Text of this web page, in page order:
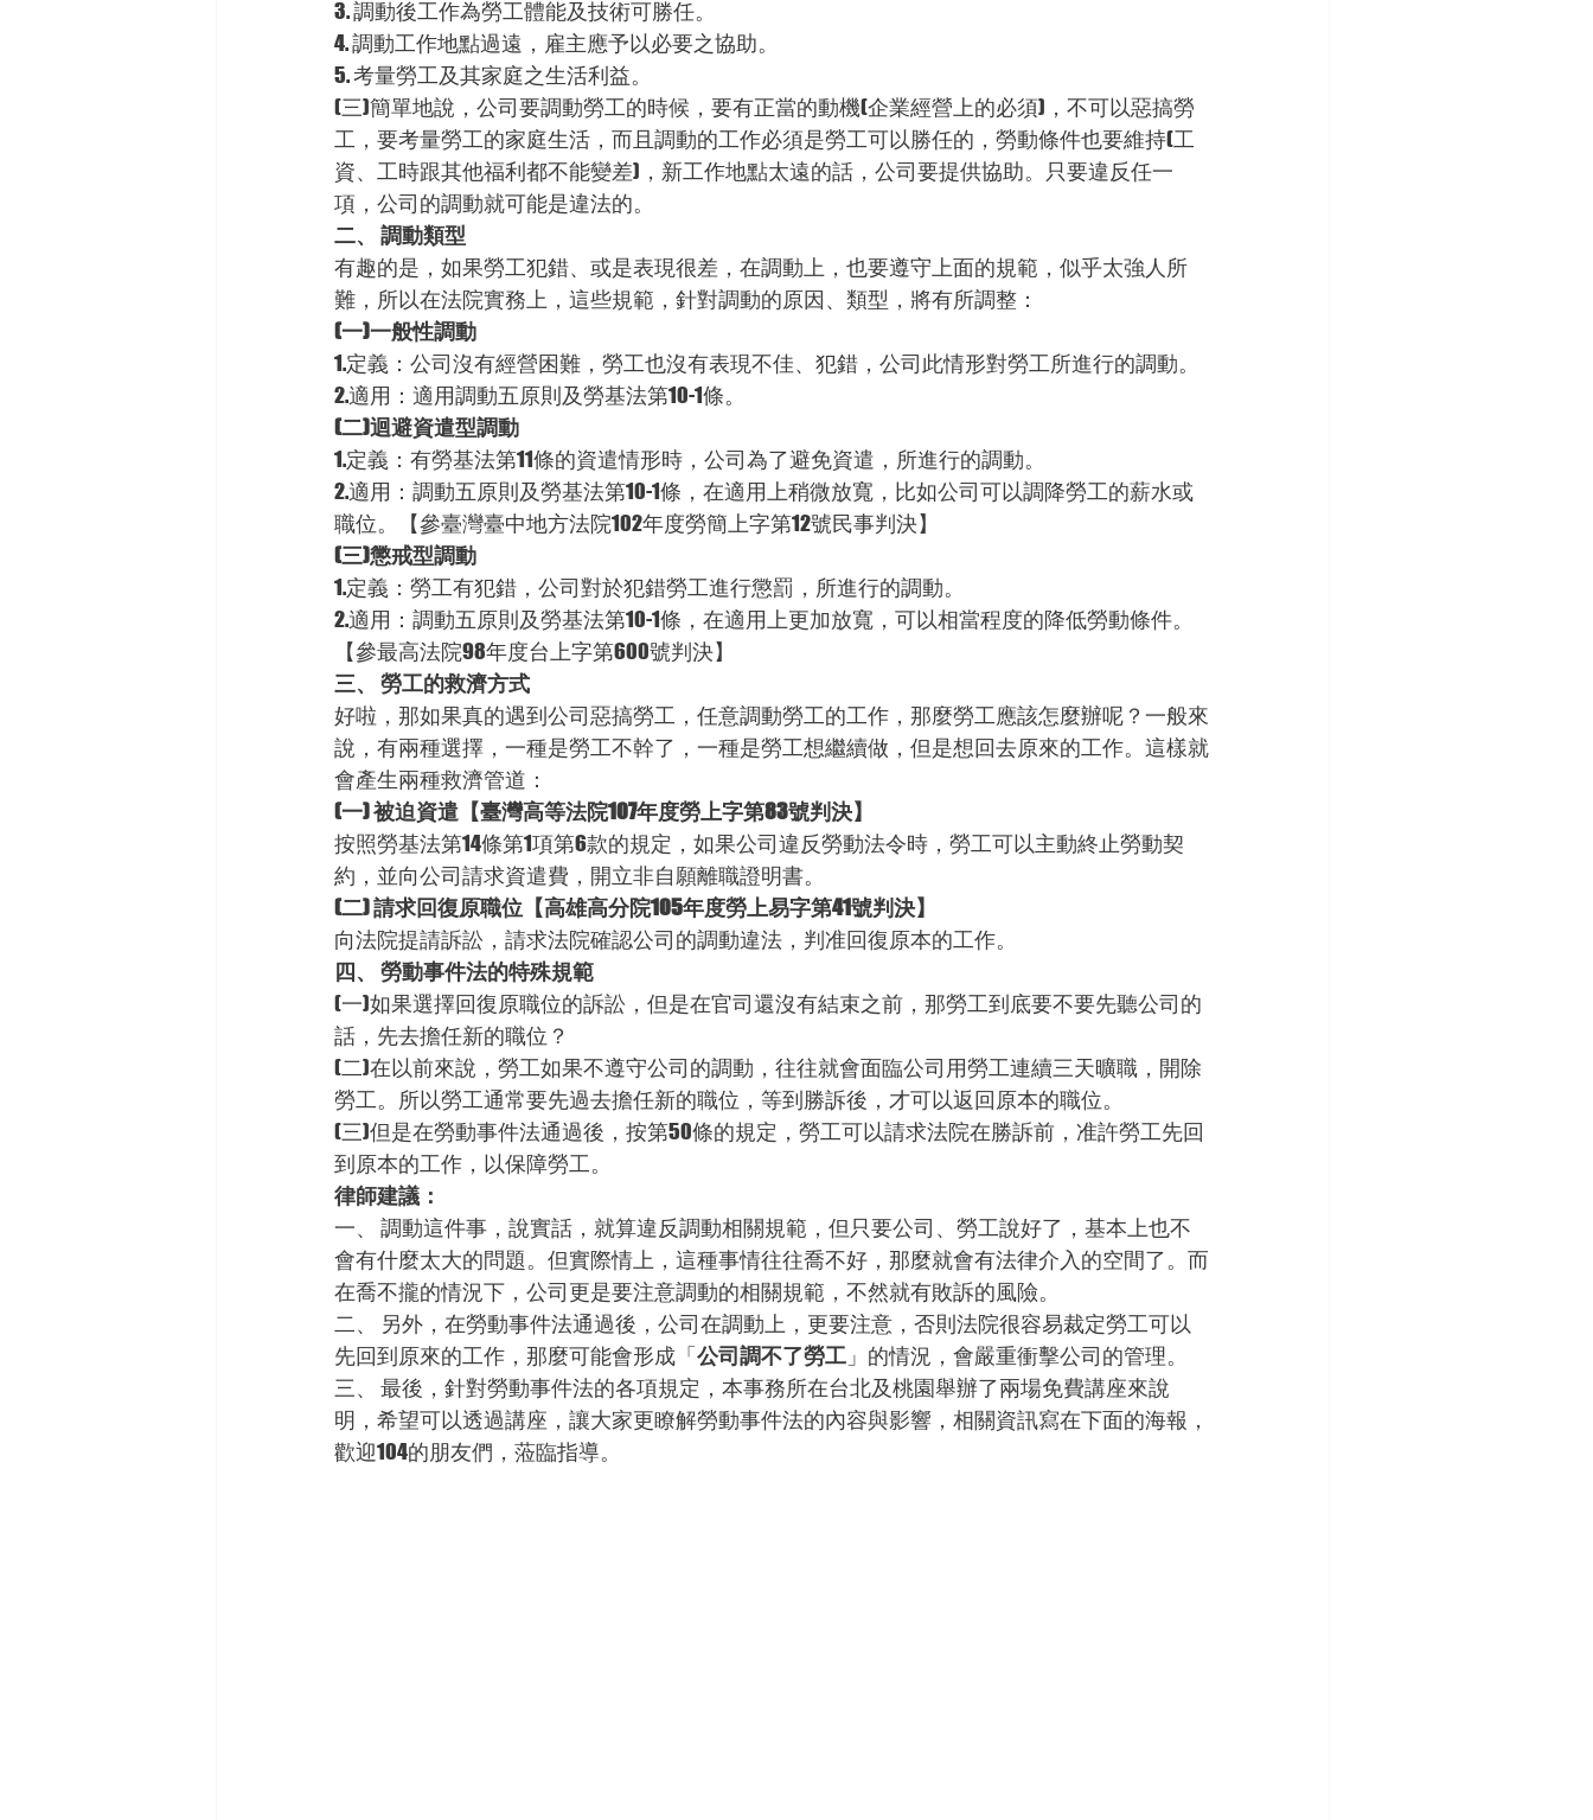
3. 調動後工作為勞工體能及技術可勝任。
4. 調動工作地點過遠，雇主應予以必要之協助。
5. 考量勞工及其家庭之生活利益。
(三)簡單地說，公司要調動勞工的時候，要有正當的動機(企業經營上的必須)，不可以惡搞勞
工，要考量勞工的家庭生活，而且調動的工作必須是勞工可以勝任的，勞動條件也要維持(工
資、工時跟其他福利都不能變差)，新工作地點太遠的話，公司要提供協助。只要違反任一
項，公司的調動就可能是違法的。
二、 調動類型
有趣的是，如果勞工犯錯、或是表現很差，在調動上，也要遵守上面的規範，似乎太強人所
難，所以在法院實務上，這些規範，針對調動的原因、類型，將有所調整：
(一)一般性調動
1.定義：公司沒有經營困難，勞工也沒有表現不佳、犯錯，公司此情形對勞工所進行的調動。
2.適用：適用調動五原則及勞基法第10-1條。
(二)迴避資遣型調動
1.定義：有勞基法第11條的資遣情形時，公司為了避免資遣，所進行的調動。
2.適用：調動五原則及勞基法第10-1條，在適用上稍微放寬，比如公司可以調降勞工的薪水或
職位。【參臺灣臺中地方法院102年度勞簡上字第12號民事判決】
(三)懲戒型調動
1.定義：勞工有犯錯，公司對於犯錯勞工進行懲罰，所進行的調動。
2.適用：調動五原則及勞基法第10-1條，在適用上更加放寬，可以相當程度的降低勞動條件。
【參最高法院98年度台上字第600號判決】
三、 勞工的救濟方式
好啦，那如果真的遇到公司惡搞勞工，任意調動勞工的工作，那麼勞工應該怎麼辦呢？一般來
說，有兩種選擇，一種是勞工不幹了，一種是勞工想繼續做，但是想回去原來的工作。這樣就
會產生兩種救濟管道：
(一) 被迫資遣【臺灣高等法院107年度勞上字第83號判決】
按照勞基法第14條第1項第6款的規定，如果公司違反勞動法令時，勞工可以主動終止勞動契
約，並向公司請求資遣費，開立非自願離職證明書。
(二) 請求回復原職位【高雄高分院105年度勞上易字第41號判決】
向法院提請訴訟，請求法院確認公司的調動違法，判准回復原本的工作。
四、 勞動事件法的特殊規範
(一)如果選擇回復原職位的訴訟，但是在官司還沒有結束之前，那勞工到底要不要先聽公司的
話，先去擔任新的職位？
(二)在以前來說，勞工如果不遵守公司的調動，往往就會面臨公司用勞工連續三天曠職，開除
勞工。所以勞工通常要先過去擔任新的職位，等到勝訴後，才可以返回原本的職位。
(三)但是在勞動事件法通過後，按第50條的規定，勞工可以請求法院在勝訴前，准許勞工先回
到原本的工作，以保障勞工。
律師建議：
一、 調動這件事，說實話，就算違反調動相關規範，但只要公司、勞工說好了，基本上也不
會有什麼太大的問題。但實際情上，這種事情往往喬不好，那麼就會有法律介入的空間了。而
在喬不攏的情況下，公司更是要注意調動的相關規範，不然就有敗訴的風險。
二、 另外，在勞動事件法通過後，公司在調動上，更要注意，否則法院很容易裁定勞工可以
先回到原來的工作，那麼可能會形成「公司調不了勞工 」的情況，會嚴重衝擊公司的管理。
三、 最後，針對勞動事件法的各項規定，本事務所在台北及桃園舉辦了兩場免費講座來說
明，希望可以透過講座，讓大家更瞭解勞動事件法的內容與影響，相關資訊寫在下面的海報，
歡迎104的朋友們，蒞臨指導。